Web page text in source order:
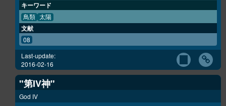
キーワード
鳥類 太陽
文献
08
Last-update:
2016-02-16
"第IV神"
God IV